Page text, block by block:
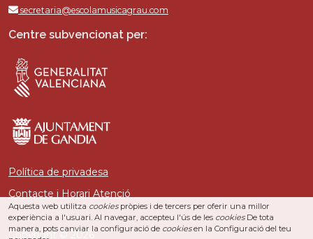
Aquesta web utilitza cookiespròpies i de tercers per oferir una millor
experiència a l'usuari. Al navegar, accepteu l'ús de les cookiesDe tota
manera, pots canviar la configuració de cookiesen la Configuració del teu
secretaria@escolamusicagrau.com
Centre subvencionat per:
Política de privadesa
Contacte i Horari Atenció
Copyright © 2026